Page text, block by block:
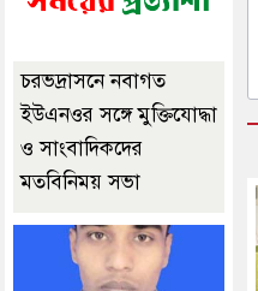
চরভদ্রাসনে নবাগত
ইউএনওর সঙ্গে মুক্তিযোদ্ধা
ও সাংবাদিকদের
মতবিনিময় সভা